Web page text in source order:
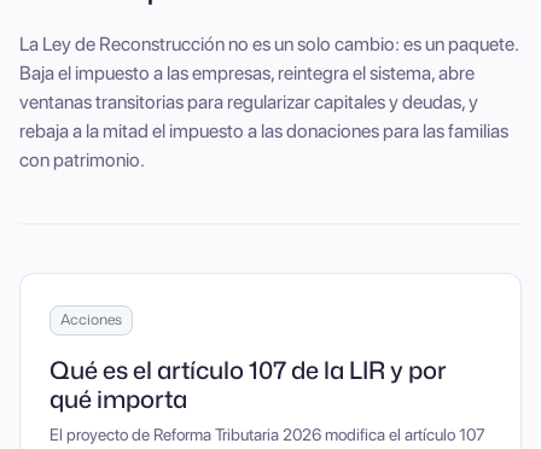
La Ley de Reconstrucción no es un solo cambio: es un paquete.
Baja el impuesto a las empresas, reintegra el sistema, abre
ventanas transitorias para regularizar capitales y deudas, y
rebaja a la mitad el impuesto a las donaciones para las familias
con patrimonio.
Acciones
Qué es el artículo 107 de la LIR y por
qué importa
El proyecto de Reforma Tributaria 2026 modifica el artículo 107